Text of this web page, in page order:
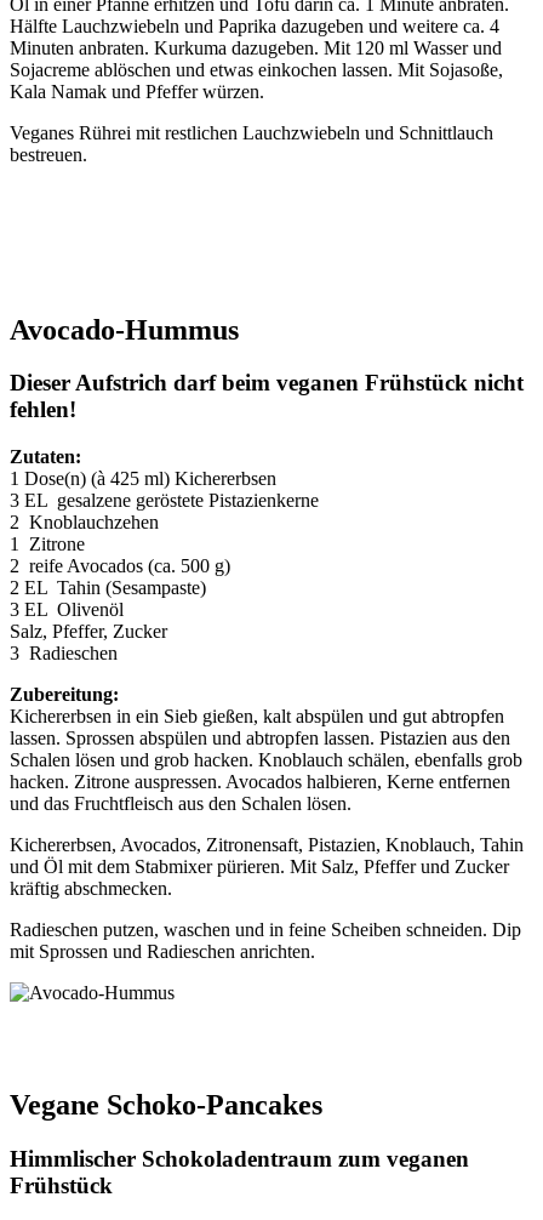
Hälfte Lauchzwiebeln und Paprika dazugeben und weitere ca. 4
Minuten anbraten. Kurkuma dazugeben. Mit 120 ml Wasser und
Sojacreme ablöschen und etwas einkochen lassen. Mit Sojasoße,
Kala Namak und Pfeffer würzen.
Veganes Rührei mit restlichen Lauchzwiebeln und Schnittlauch
bestreuen.
Avocado-Hummus
Dieser Aufstrich darf beim veganen Frühstück nicht
fehlen!
Zutaten:
1 Dose(n) (à 425 ml) Kichererbsen
3 EL gesalzene geröstete Pistazienkerne
2 Knoblauchzehen
1 Zitrone
2 reife Avocados (ca. 500 g)
2 EL Tahin (Sesampaste)
3 EL Olivenöl
Salz, Pfeffer, Zucker
3 Radieschen
Zubereitung:
Kichererbsen in ein Sieb gießen, kalt abspülen und gut abtropfen
lassen. Sprossen abspülen und abtropfen lassen. Pistazien aus den
Schalen lösen und grob hacken. Knoblauch schälen, ebenfalls grob
hacken. Zitrone auspressen. Avocados halbieren, Kerne entfernen
und das Fruchtfleisch aus den Schalen lösen.
Kichererbsen, Avocados, Zitronensaft, Pistazien, Knoblauch, Tahin
und Öl mit dem Stabmixer pürieren. Mit Salz, Pfeffer und Zucker
kräftig abschmecken.
Radieschen putzen, waschen und in feine Scheiben schneiden. Dip
mit Sprossen und Radieschen anrichten.
Vegane Schoko-Pancakes
Himmlischer Schokoladentraum zum veganen
Frühstück